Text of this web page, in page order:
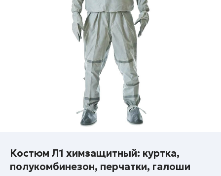
Костюм Л1 химзащитный: куртка,
полукомбинезон, перчатки, галоши